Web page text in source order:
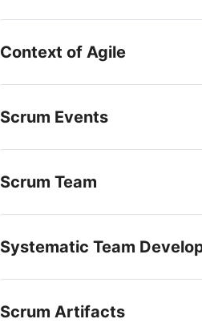
Context of Agile
Scrum Events
Scrum Team
Systematic Team
Scrum Artifacts